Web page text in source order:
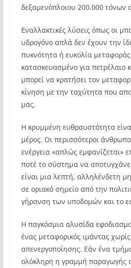
δεξαμενόπλοιου 200.000 τόνων
Εναλλακτικές λύσεις όπως οι
υδρογόνο απλά δεν έχουν την
πυκνότητα ή ευκολία
κατασκευασμένο για πετρέλαιο
μπορεί να κρατήσει τον
κίνηση με την ταχύτητα που
μας.
Η κρυμμένη ευθραυστότητα
μέρος. Οι περισσότεροι
ενέργεια «απλώς εμφανίζεται»
ποτέ το σύστημα να
είναι μια λεπτή, αλληλένδετη
σε οριακό σημείο από την
γήρανση των υποδομών και το
Η παγκόσμια αλυσίδα
ένας μεταφορικός ιμάντας
απενεργοποίησης. Εάν ένα
ολόκληρη η γραμμή παραγωγής